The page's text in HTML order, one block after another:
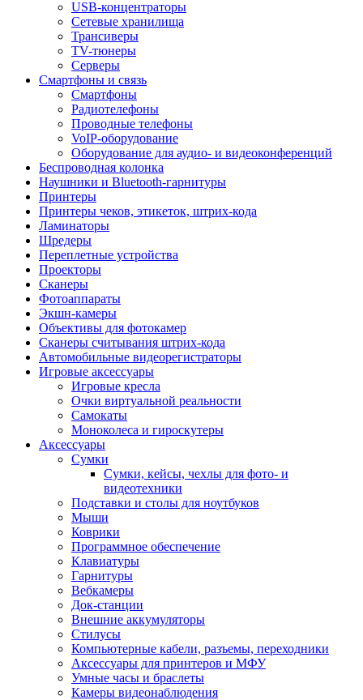
USB-концентраторы
Сетевые хранилища
Трансиверы
TV-тюнеры
Серверы
Смартфоны и связь
Смартфоны
Радиотелефоны
Проводные телефоны
VoIP-оборудование
Оборудование для аудио- и видеоконференций
Беспроводная колонка
Наушники и Bluetooth-гарнитуры
Принтеры
Принтеры чеков, этикеток, штрих-кода
Ламинаторы
Шредеры
Переплетные устройства
Проекторы
Сканеры
Фотоаппараты
Экшн-камеры
Объективы для фотокамер
Сканеры считывания штрих-кода
Автомобильные видеорегистраторы
Игровые аксессуары
Игровые кресла
Очки виртуальной реальности
Самокаты
Моноколеса и гироскутеры
Аксессуары
Сумки
Сумки, кейсы, чехлы для фото- и
видеотехники
Подставки и столы для ноутбуков
Мыши
Коврики
Программное обеспечение
Клавиатуры
Гарнитуры
Вебкамеры
Док-станции
Внешние аккумуляторы
Стилусы
Компьютерные кабели, разъемы, переходники
Аксессуары для принтеров и МФУ
Умные часы и браслеты
Камеры видеонаблюдения